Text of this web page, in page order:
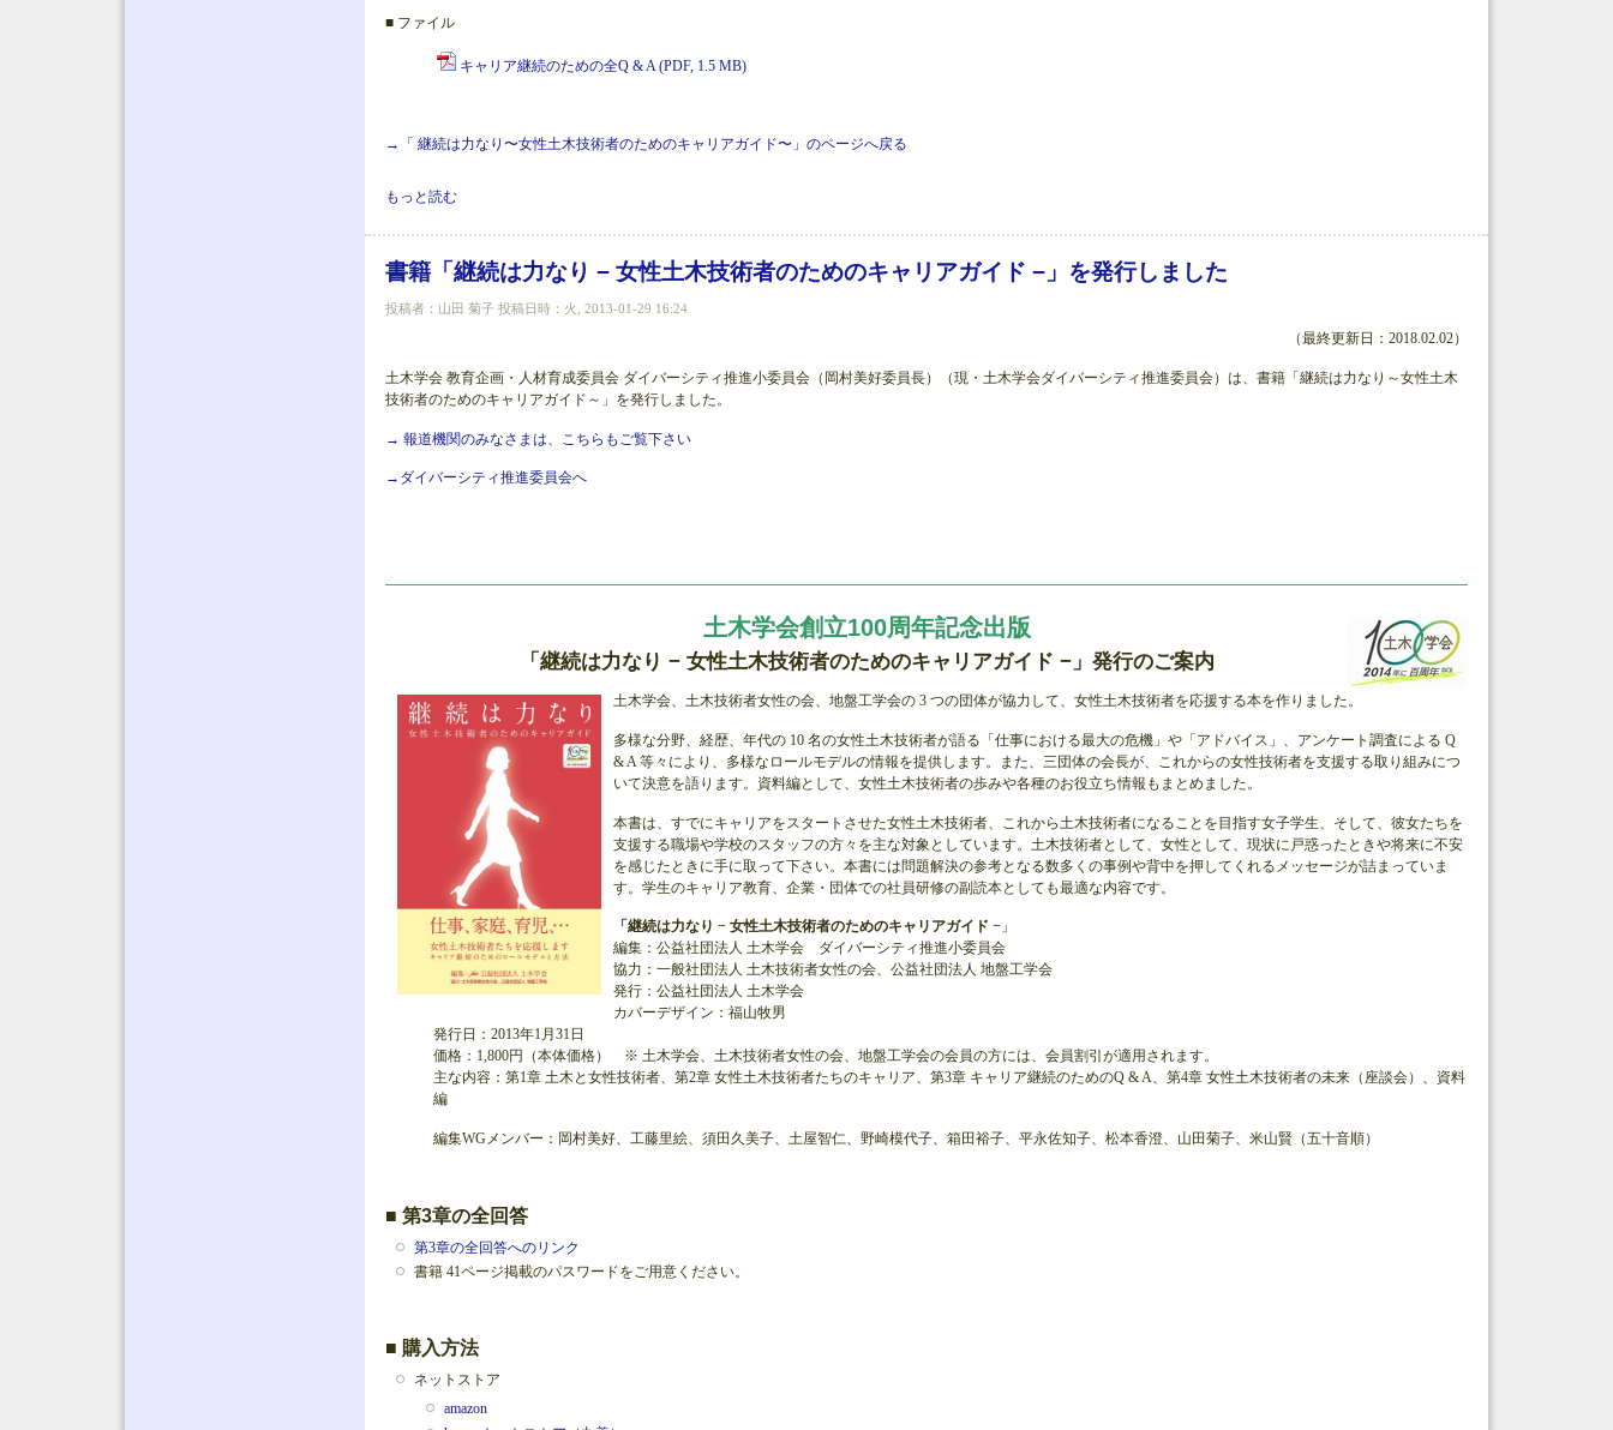
■ ファイル
キャリア継続のための全Q & A (PDF, 1.5 MB)
→「 継続は力なり〜女性土木技術者のためのキャリアガイド〜」のページへ戻る
書籍「継続は力なり〜女性土木技術者のためのキャリアガイド〜」、第3章の全回答 について
もっと読む
書籍「継続は力なり − 女性土木技術者のためのキャリアガイド −」を発行しました
投稿者： 山田 菊子 投稿日時：火, 2013-01-29 16:24
（最終更新日：2018.02.02）
土木学会 教育企画・人材育成委員会 ダイバーシティ推進小委員会（岡村美好委員長）（現・土木学会ダイバーシティ推進委員会）は、書籍「継続は力なり～女性土木
技術者のためのキャリアガイド～」を発行しました。
→ 報道機関のみなさまは、こちらもご覧下さい
→ダイバーシティ推進委員会へ
土木学会創立100周年記念出版
「継続は力なり − 女性土木技術者のためのキャリアガイド −」発行のご案内
土木学会、土木技術者女性の会、地盤工学会の 3 つの団体が協力して、女性土木技術者を応援する本を作りました。
多様な分野、経歴、年代の 10 名の女性土木技術者が語る「仕事における最大の危機」や「アドバイス」、アンケート調査による Q
& A 等々により、多様なロールモデルの情報を提供します。また、三団体の会長が、これからの女性技術者を支援する取り組みにつ
いて決意を語ります。資料編として、女性土木技術者の歩みや各種のお役立ち情報もまとめました。
本書は、すでにキャリアをスタートさせた女性土木技術者、これから土木技術者になることを目指す女子学生、そして、彼女たちを
支援する職場や学校のスタッフの方々を主な対象としています。土木技術者として、女性として、現状に戸惑ったときや将来に不安
を感じたときに手に取って下さい。本書には問題解決の参考となる数多くの事例や背中を押してくれるメッセージが詰まっていま
す。学生のキャリア教育、企業・団体での社員研修の副読本としても最適な内容です。
「継続は力なり − 女性土木技術者のためのキャリアガイド − 」
編集：公益社団法人 土木学会 ダイバーシティ推進小委員会
協力：一般社団法人 土木技術者女性の会、公益社団法人 地盤工学会
発行：公益社団法人 土木学会
カバーデザイン：福山牧男
発行日：2013年1月31日
価格：1,800円（本体価格） ※ 土木学会、土木技術者女性の会、地盤工学会の会員の方には、会員割引が適用されます。
主な内容：第1章 土木と女性技術者、第2章 女性土木技術者たちのキャリア、第3章 キャリア継続のためのQ & A、第4章 女性土木技術者の未来（座談会）、資料
編
編集WGメンバー：岡村美好、工藤里絵、須田久美子、土屋智仁、野崎模代子、箱田裕子、平永佐知子、松本香澄、山田菊子、米山賢（五十音順）
■ 第3章の全回答
第3章の全回答へのリンク
書籍 41ページ掲載のパスワードをご用意ください。
■ 購入方法
ネットストア
amazon